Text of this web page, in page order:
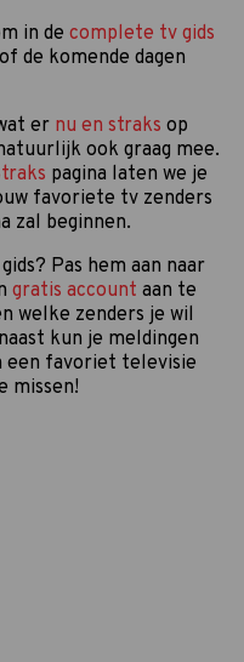
in de complete tv gids
de komende dagen
er nu en straks op
ook graag mee.
pagina laten we je
favoriete tv zenders
zal beginnen.
Pas hem aan naar
gratis account aan te
welke zenders je wil
kun je meldingen
een favoriet televisie
missen!